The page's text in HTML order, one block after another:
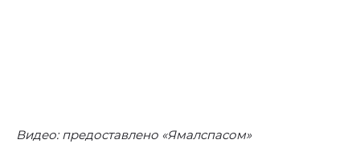
Видео: предоставлено «Ямалспасом»